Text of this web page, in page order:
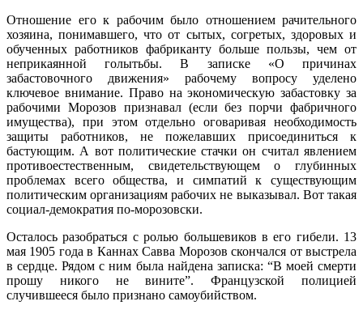
Отношение его к рабочим было отношением рачительного
хозяина, понимавшего, что от сытых, согретых, здоровых и
обученных работников фабриканту больше пользы, чем от
неприкаянной голытьбы. В записке «О причинах
забастовочного движения» рабочему вопросу уделено
ключевое внимание. Право на экономическую забастовку за
рабочими Морозов признавал (если без порчи фабричного
имущества), при этом отдельно оговаривая необходимость
защиты работников, не пожелавших присоединиться к
бастующим. А вот политические стачки он считал явлением
противоестественным, свидетельствующем о глубинных
проблемах всего общества, и симпатий к существующим
политическим организациям рабочих не выказывал. Вот такая
социал-демократия по-морозовски.
Осталось разобраться с ролью большевиков в его гибели. 13
мая 1905 года в Каннах Савва Морозов скончался от выстрела
в сердце. Рядом с ним была найдена записка: “В моей смерти
прошу никого не вините”. Французской полицией
случившееся было признано самоубийством.